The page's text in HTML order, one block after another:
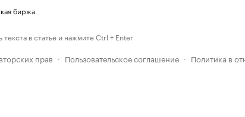
биржа
в статье и нажмите Ctrl + Enter
прав · Пользовательское соглашение · Политика в